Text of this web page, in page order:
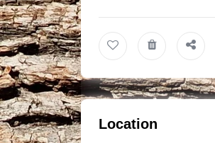
Location